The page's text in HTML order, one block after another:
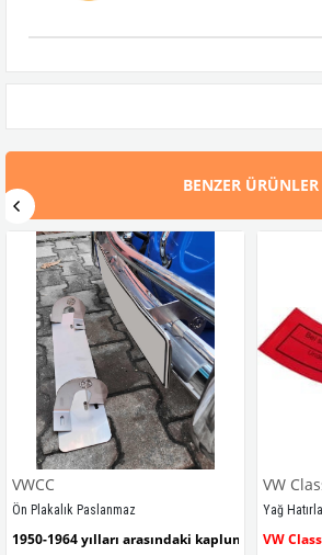
BENZER ÜRÜNLER
VWCC
Ön Plakalık Paslanmaz
1950-1964 yılları arasındaki kaplumbağa
VW
Yağ
VW